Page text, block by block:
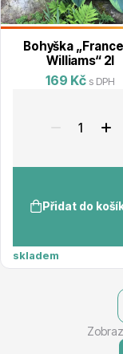
Bohyška
Williams“ 2l
169 Kč s DPH
Přidat do
skladem